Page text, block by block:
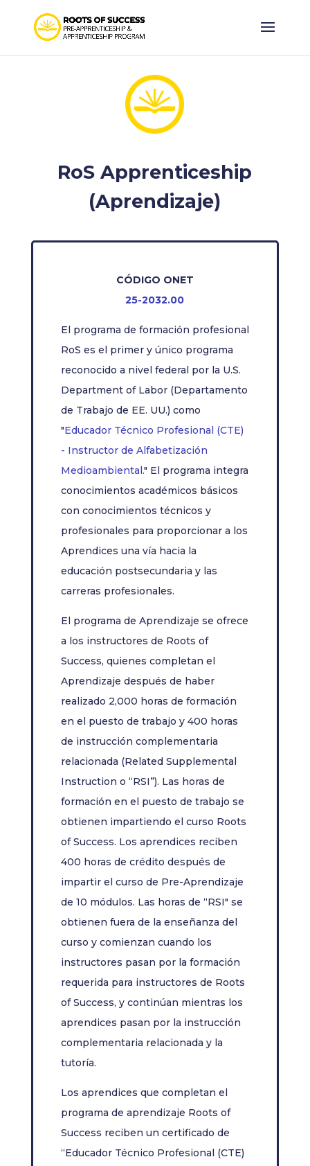
RoS Apprenticeship
(Aprendizaje)
CÓDIGO ONET
25-2032.00
El programa de formación profesional
RoS es el primer y único programa
reconocido a nivel federal por la U.S.
Department of Labor (Departamento
de Trabajo de EE. UU.) como
"Educador Técnico Profesional (CTE)
- Instructor de Alfabetización
Medioambiental." El programa integra
conocimientos académicos básicos
con conocimientos técnicos y
profesionales para proporcionar a los
Aprendices una vía hacia la
educación postsecundaria y las
carreras profesionales.
El programa de Aprendizaje se ofrece
a los instructores de Roots of
Success, quienes completan el
Aprendizaje después de haber
realizado 2,000 horas de formación
en el puesto de trabajo y 400 horas
de instrucción complementaria
relacionada (Related Supplemental
Instruction o “RSI”). Las horas de
formación en el puesto de trabajo se
obtienen impartiendo el curso Roots
of Success. Los aprendices reciben
400 horas de crédito después de
impartir el curso de Pre-Aprendizaje
de 10 módulos. Las horas de “RSI" se
obtienen fuera de la enseñanza del
curso y comienzan cuando los
instructores pasan por la formación
requerida para instructores de Roots
of Success, y continúan mientras los
aprendices pasan por la instrucción
complementaria relacionada y la
tutoría.
Los aprendices que completan el
programa de aprendizaje Roots of
Success reciben un certificado de
“Educador Técnico Profesional (CTE)